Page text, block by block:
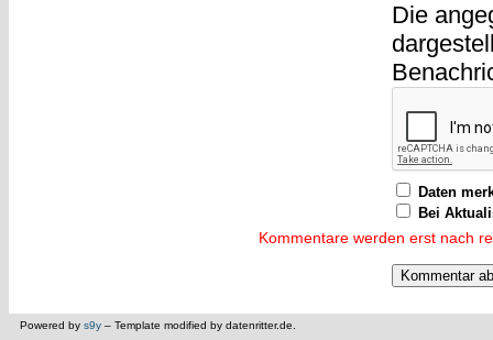
Die
Daten
Bei
Kommentare werden erst nach
Powered by s9y – Template modified by datenritter.de.